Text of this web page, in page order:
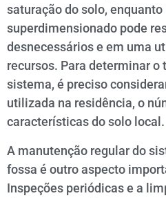
saturação do solo,
superdimensionado pode
desnecessários e em uma
recursos. Para determinar o
sistema, é preciso
utilizada na residência, o
características do solo local.
A manutenção regular do
fossa é outro aspecto
Inspeções periódicas e a